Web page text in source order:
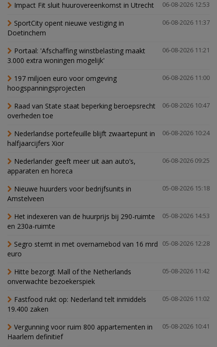
06-08-2026 12:53
Impact Fit sluit huurovereenkomst in Utrecht
06-08-2026 11:37
SportCity opent nieuwe vestiging in
Doetinchem
06-08-2026 11:21
Portaal: 'Afschaffing winstbelasting maakt
3.000 extra woningen mogelijk'
06-08-2026 11:00
197 miljoen euro voor omgeving
hoogspanningsprojecten
06-08-2026 10:47
Raad van State staat beperking beroepsrecht
overheden toe
06-08-2026 10:24
Nederlandse portefeuille blijft zwaartepunt in
halfjaarcijfers Xior
06-08-2026 09:25
Nederlander geeft meer uit aan auto’s,
apparaten en horeca
05-08-2026 15:18
Nieuwe huurders voor bedrijfsunits in
Amstelveen
05-08-2026 14:53
Het indexeren van de huurprijs bij 290-ruimte
en 230a-ruimte
05-08-2026 12:28
Segro stemt in met overnamebod van 16 mrd
euro
05-08-2026 11:42
Hitte bezorgt Mall of the Netherlands
onverwachte bezoekerspiek
05-08-2026 11:02
Fastfood rukt op: Nederland telt inmiddels
19.400 zaken
05-08-2026 10:41
Vergunning voor ruim 800 appartementen in
Haarlem definitief